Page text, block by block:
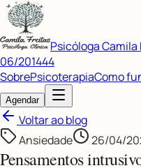
Psicóloga Camila
06/201444
SobrePsicoterapiaComo
Agendar
Voltar ao blog
Ansiedade
26/04/
Pensamentos